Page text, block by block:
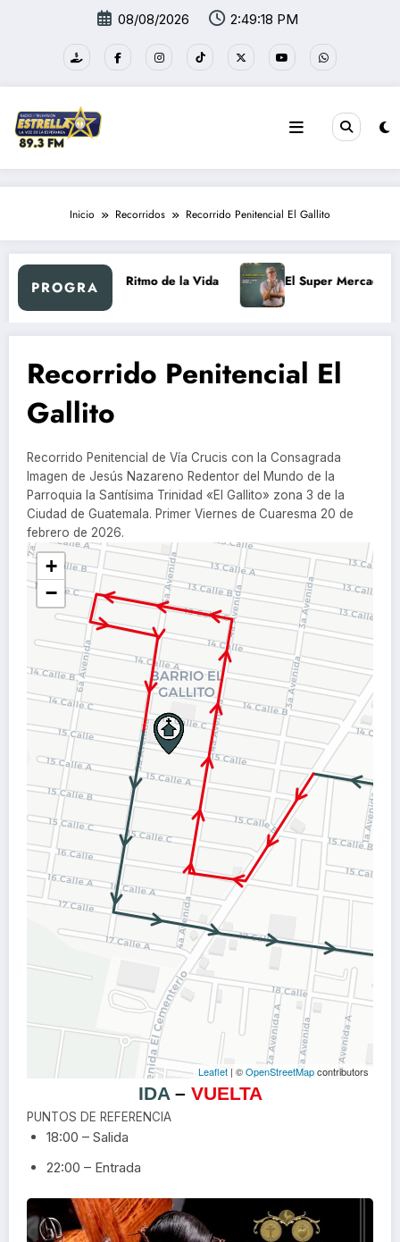
08/08/2026 2:49:19 PM
Inicio Recorridos Recorrido Penitencial El Gallito
PROGRAAl Ritmo de la Vida El Super Mercadón
Recorrido Penitencial El
Gallito
Recorrido Penitencial de Vía Crucis con la Consagrada
Imagen de Jesús Nazareno Redentor del Mundo de la
Parroquia la Santísima Trinidad «El Gallito» zona 3 de la
Ciudad de Guatemala. Primer Viernes de Cuaresma 20 de
febrero de 2026.
+
−
Leaflet | ©OpenStreetMapcontributors
IDA– VUELTA
PUNTOS DE REFERENCIA
18:00 – Salida
22:00 – Entrada